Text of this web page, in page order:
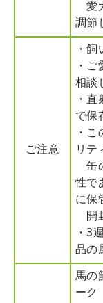
愛
調節
ご注意
・
・
相談
・
で保
・
リテ
缶
性で
に保
開
・3
品の
馬の
ーク